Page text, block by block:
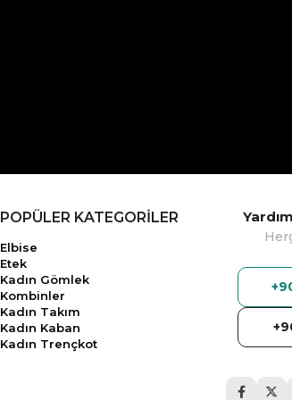
POPÜLER KATEGORİLER
Elbise
Etek
Kadın Gömlek
Kombinler
Kadın Takım
Kadın Kaban
Kadın Trençkot